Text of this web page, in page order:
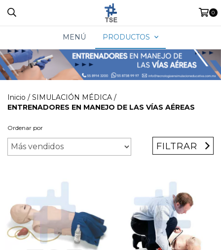
0
MENÚ PRODUCTOS
Inicio / SIMULACIÓN MÉDICA /
ENTRENADORES EN MANEJO DE LAS VÍAS AÉREAS
Ordenar por
FILTRAR